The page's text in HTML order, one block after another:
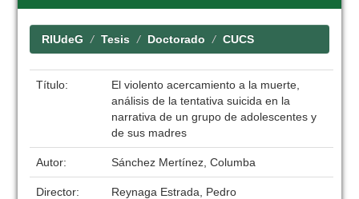
RIUdeG Tesis Doctorado CUCS
Título:
El violento acercamiento a la muerte,
análisis de la tentativa suicida en la
narrativa de un grupo de adolescentes y
de sus madres
Autor: Sánchez Mertínez, Columba
Director: Reynaga Estrada, Pedro